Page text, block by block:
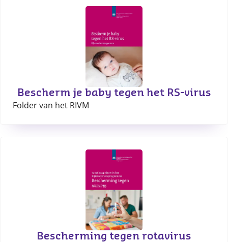
Bescherm je baby tegen het RS-virus
Folder van het RIVM
Bescherming tegen rotavirus